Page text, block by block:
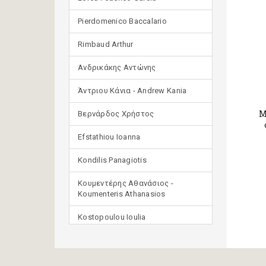
Pierdomenico Baccalario
Rimbaud Arthur
Ανδρικάκης Αντώνης
Άντριου Κάνια - Andrew Kania
Βερνάρδος Χρήστος
Efstathiou Ioanna
Kondilis Panagiotis
Κουμεντέρης Αθανάσιος -
Koumenteris Athanasios
Kostopoulou Ioulia
(μετάφραση)